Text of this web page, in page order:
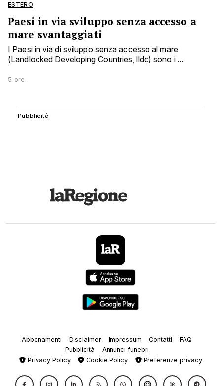
ESTERO
Paesi in via sviluppo senza accesso a
mare svantaggiati
I Paesi in via di sviluppo senza accesso al mare
(Landlocked Developing Countries, lldc) sono i ...
5 ore
Abbonamenti Disclaimer Impressum Contatti
FAQ
Pubblicità
Annunci funebri
Privacy Policy
Cookie Policy Preferenze privacy